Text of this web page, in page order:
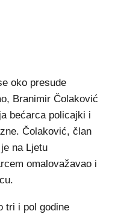
oko presude
Branimir Čolaković
bećarca policajki i
Čolaković, član
na Ljetu
omalovažavao i
tri i pol godine